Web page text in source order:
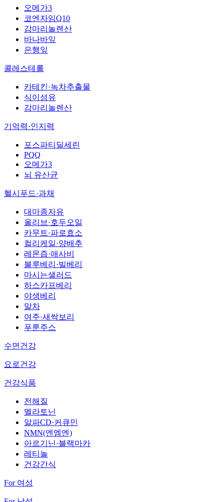
오메가3
코엔자임Q10
감마리놀렌산
바나바잎
은행잎
콜레스테롤
카테킨·녹차추출물
식이섬유
감마리놀렌산
기억력·인지력
포스파티딜세린
PQQ
오메가3
뇌 유산균
헬시푸드·과채
대마종자유
올리브·호두오일
카무트·파로효소
컬리케일·양배추
레몬즙·애사비
블루베리·빌베리
마시는샐러드
하스카프베리
야생베리
말차
여주·새싹보리
푸룬주스
수면건강
요로건강
건강식품
전해질
멜라토닌
알파CD·커큐민
NMN(엔엠엔)
아르기닌·블랙마카
레티놀
건강간식
For 여성